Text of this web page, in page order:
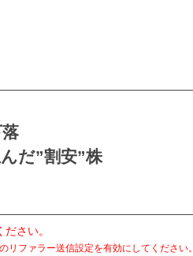
だ”割安”株
さい。
リファラー送信設定を有効にしてください。